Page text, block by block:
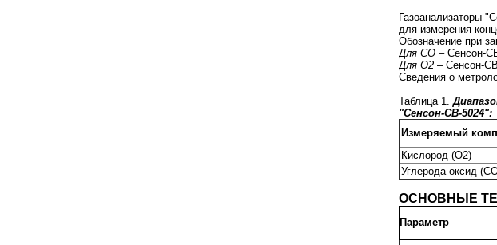
Газоанализаторы
для измерения
Обозначение при
Для СО – Сенсон-
Для О2 – Сенсон-
Сведения о
Таблица 1.
"Сенсон-СВ-5024":
Измеряемый
Кислород (O2)
Углерода оксид
ОСНОВНЫЕ
Параметр